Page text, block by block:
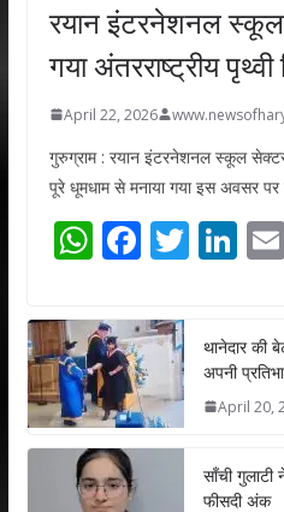
रयान इंटरनेशनल स्कूल
गया अंतरराष्ट्रीय
April 22, 2026
गुरुग्राम : रयान इंटरनेशनल स्कूल सेक्टर
पूरे धूमधाम से मनाया गया इस अवसर
W
at
s
A
p
p
F
e
b
o
o
T
er
Li
e
dI
थानेदार की
अपनी
April 20,
साँची
फीसदी अंक